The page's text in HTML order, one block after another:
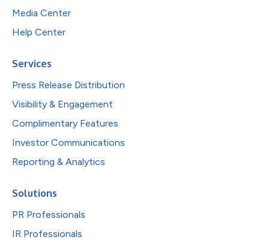
Media Center
Help Center
Services
Press Release Distribution
Visibility & Engagement
Complimentary Features
Investor Communications
Reporting & Analytics
Solutions
PR Professionals
IR Professionals